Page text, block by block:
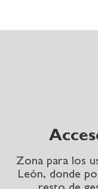
Zona para los
León, donde